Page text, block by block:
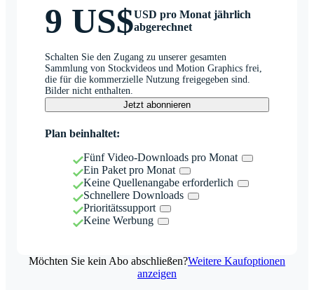
9 US$USD pro Monat jährlich
abgerechnet
Schalten Sie den Zugang zu unserer gesamten
Sammlung von Stockvideos und Motion Graphics frei,
die für die kommerzielle Nutzung freigegeben sind.
Bilder nicht enthalten.
Jetzt abonnieren
Plan beinhaltet:
Fünf Video-Downloads pro Monat
Ein Paket pro Monat
Keine Quellenangabe erforderlich
Schnellere Downloads
Prioritätssupport
Keine Werbung
Möchten Sie kein Abo abschließen?Weitere Kaufoptionen
anzeigen